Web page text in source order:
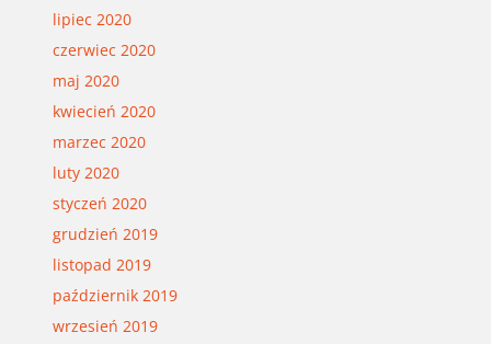
lipiec 2020
czerwiec 2020
maj 2020
kwiecień 2020
marzec 2020
luty 2020
styczeń 2020
grudzień 2019
listopad 2019
październik 2019
wrzesień 2019